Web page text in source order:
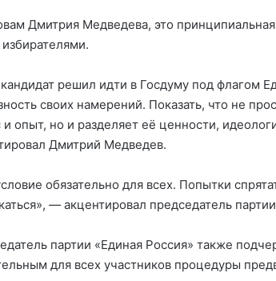
Дмитрия Медведева, это
решил идти в Госдуму под флагом
своих намерений. Показать, что не
и опыт, но и разделяет её ценности,
Дмитрий Медведев.
обязательно для всех. Попытки
— акцентировал председатель
партии «Единая Россия» также
для всех участников процедуры